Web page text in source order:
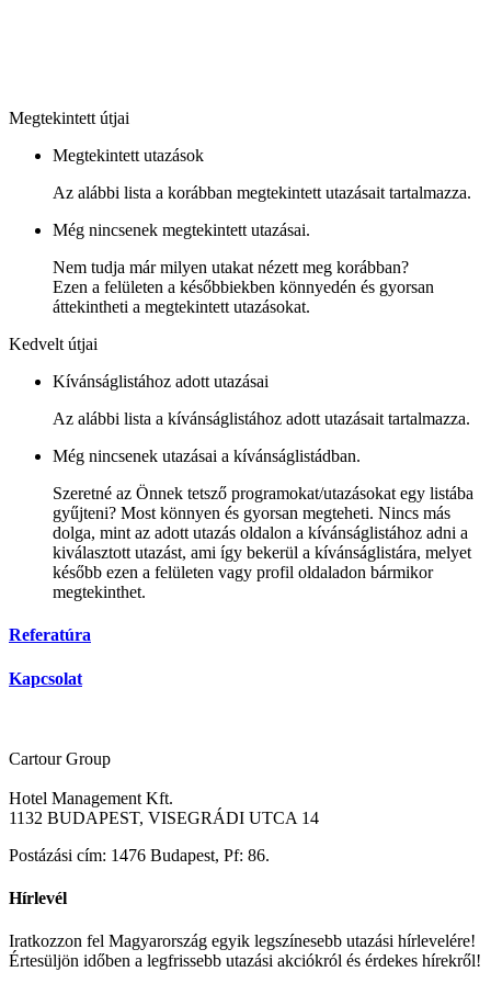
Megtekintett útjai
Megtekintett utazások
Az alábbi lista a korábban megtekintett utazásait tartalmazza.
Még nincsenek megtekintett utazásai.
Nem tudja már milyen utakat nézett meg korábban?
Ezen a felületen a későbbiekben könnyedén és gyorsan
áttekintheti a megtekintett utazásokat.
Kedvelt útjai
Kívánságlistához adott utazásai
Az alábbi lista a kívánságlistához adott utazásait tartalmazza.
Még nincsenek utazásai a kívánságlistádban.
Szeretné az Önnek tetsző programokat/utazásokat egy listába
gyűjteni? Most könnyen és gyorsan megteheti. Nincs más
dolga, mint az adott utazás oldalon a kívánságlistához adni a
kiválasztott utazást, ami így bekerül a kívánságlistára, melyet
később ezen a felületen vagy profil oldaladon bármikor
megtekinthet.
Referatúra
Kapcsolat
Cartour Group
Hotel Management Kft.
1132 BUDAPEST, VISEGRÁDI UTCA 14
Postázási cím: 1476 Budapest, Pf: 86.
Hírlevél
Iratkozzon fel Magyarország egyik legszínesebb utazási hírlevelére!
Értesüljön időben a legfrissebb utazási akciókról és érdekes hírekről!